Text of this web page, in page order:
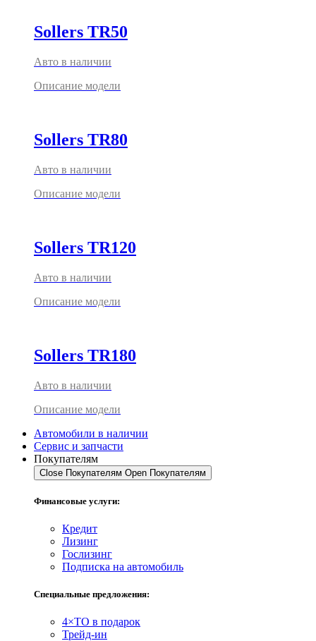
Sollers TR50
Авто в наличии
Описание модели
Sollers TR80
Авто в наличии
Описание модели
Sollers TR120
Авто в наличии
Описание модели
Sollers TR180
Авто в наличии
Описание модели
Автомобили в наличии
Сервис и запчасти
Покупателям
Close Покупателям Open Покупателям
Финансовые услуги:
Кредит
Лизинг
Гослизинг
Подписка на автомобиль
Специальные предложения:
4×ТО в подарок
Трейд-ин